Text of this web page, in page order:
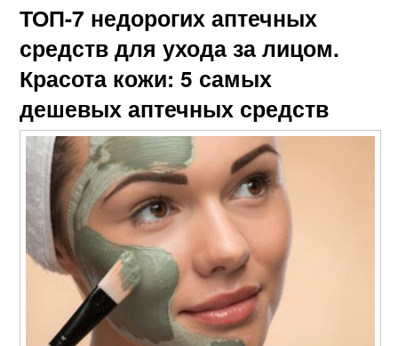
ТОП-7 недорогих аптечных
средств для ухода за лицом.
Красота кожи: 5 самых
дешевых аптечных средств